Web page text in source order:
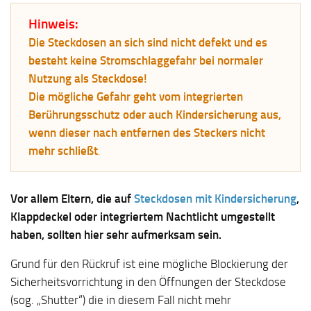
Hinweis:
Die Steckdosen an sich sind nicht defekt und es
besteht keine Stromschlaggefahr bei normaler
Nutzung als Steckdose!
Die mögliche Gefahr geht vom integrierten
Berührungsschutz oder auch Kindersicherung aus,
wenn dieser nach entfernen des Steckers nicht
mehr schließt
Vor allem Eltern, die auf Steckdosen mit Kindersicherung,
Klappdeckel oder integriertem Nachtlicht umgestellt
haben, sollten hier sehr aufmerksam sein.
Grund für den Rückruf ist eine mögliche Blockierung der
Sicherheitsvorrichtung in den Öffnungen der Steckdose
(sog. „Shutter“) die in diesem Fall nicht mehr